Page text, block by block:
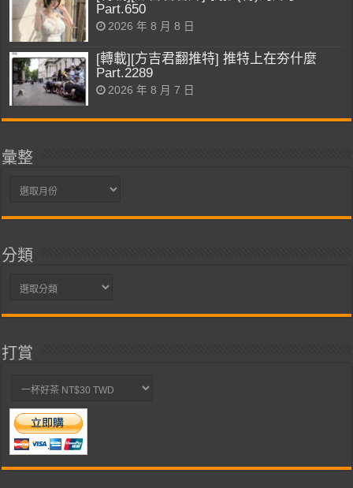
Part.650
2026 年 8 月 8 日
[轉載][方吉君翻推特] 推特上在夯什麼
Part.2289
2026 年 8 月 7 日
彙整
彙
分類
分
打賞